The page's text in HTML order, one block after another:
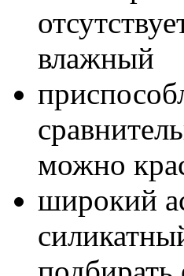
влажный
можно
широкий